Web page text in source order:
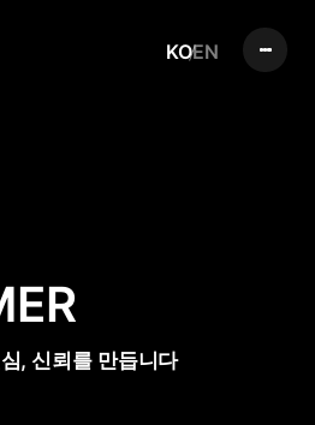
KOEN
, 신뢰를 만듭니다